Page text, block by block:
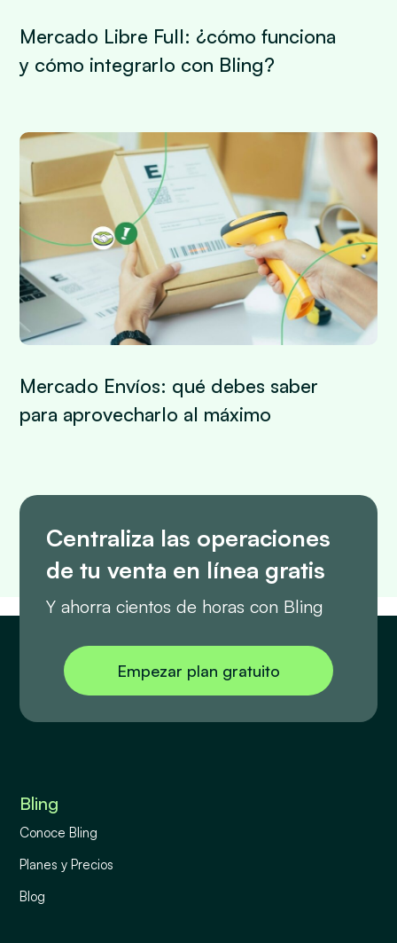
Mercado Libre Full: ¿cómo funciona
y cómo integrarlo con Bling?
Mercado Envíos: qué debes saber
para aprovecharlo al máximo
Centraliza las operaciones
de tu venta en línea gratis
Y ahorra cientos de horas con Bling
Empezar plan gratuito
Bling
Conoce Bling
Planes y Precios
Blog